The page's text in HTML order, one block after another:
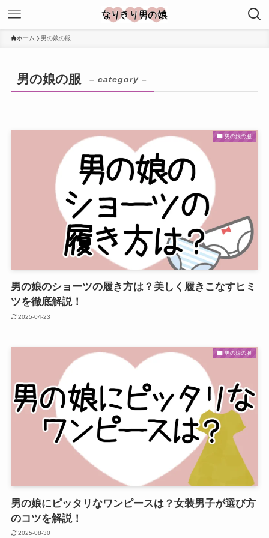
ホーム 男の娘の服
男の娘の服 – category –
男の娘の服
男の娘のショーツの履き方は？美しく履きこなすヒミ
ツを徹底解説！
2025-04-23
男の娘の服
男の娘にピッタリなワンピースは？女装男子が選び方
のコツを解説！
2025-08-30